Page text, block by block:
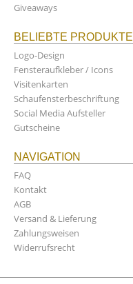
Giveaways
BELIEBTE PRODUKTE
Logo-Design
Fensteraufkleber / Icons
Visitenkarten
Schaufensterbeschriftung
Social Media Aufsteller
Gutscheine
NAVIGATION
FAQ
Kontakt
AGB
Versand & Lieferung
Zahlungsweisen
Widerrufsrecht